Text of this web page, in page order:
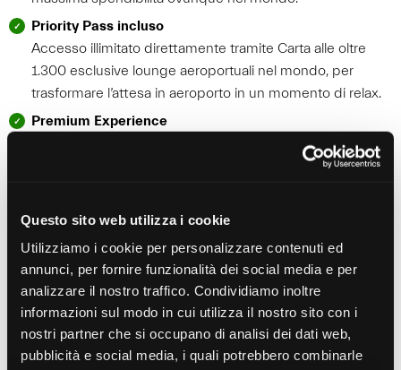
Questo sito web utilizza i cookie
Utilizziamo i cookie per personalizzare contenuti ed
annunci, per fornire funzionalità dei social media e per
analizzare il nostro traffico. Condividiamo inoltre
informazioni sul modo in cui utilizza il nostro sito con i
nostri partner che si occupano di analisi dei dati web,
pubblicità e social media, i quali potrebbero combinarle
Priority Pass incluso
Accesso illimitato direttamente tramite Carta alle oltre
1.300 esclusive lounge aeroportuali nel mondo, per
trasformare l’attesa in aeroporto in un momento di relax.
Premium Experience
Accesso privilegiato ad esperienze esclusive, eventi,
Fast track aeroportuale, premium experience dedicate,
eventi esclusivi.
Personal Planner 24/7
Per prenotare viaggi, ristoranti, alberghi in Italia e
all’estero.
Realizzata in Materiale Metallico Veneer 18g